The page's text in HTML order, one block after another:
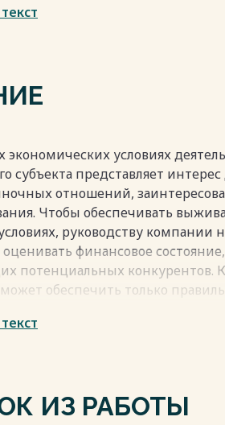
организации и его структуры
доступен
условиях
субъекта представляет
отношений,
Чтобы обеспечивать
руководству компании
финансовое
потенциальных конкурентов.
обеспечить только
высоких конечных
источники средств,
ИЗ РАБОТЫ